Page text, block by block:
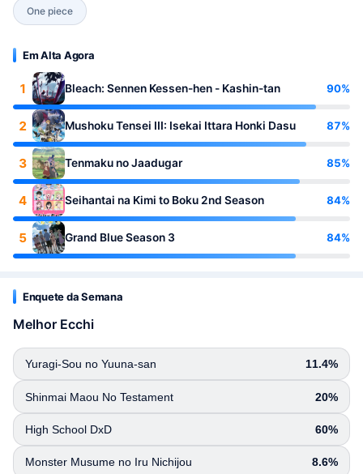
One piece
Em Alta Agora
1 Bleach: Sennen Kessen-hen - Kashin-tan 90%
2 Mushoku Tensei III: Isekai Ittara Honki Dasu 87%
3 Tenmaku no Jaadugar 85%
4 Seihantai na Kimi to Boku 2nd Season 84%
5 Grand Blue Season 3 84%
Enquete da Semana
Melhor Ecchi
Yuragi-Sou no Yuuna-san 11.4%
Shinmai Maou No Testament 20%
High School DxD 60%
Monster Musume no Iru Nichijou 8.6%